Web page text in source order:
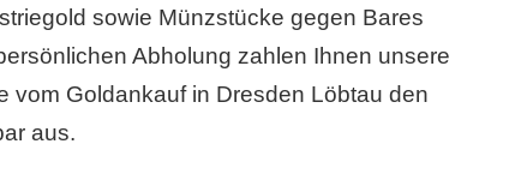
sowie Münzstücke gegen Bares
Abholung zahlen Ihnen unsere
vom Goldankauf in Dresden Löbtau den
aus.